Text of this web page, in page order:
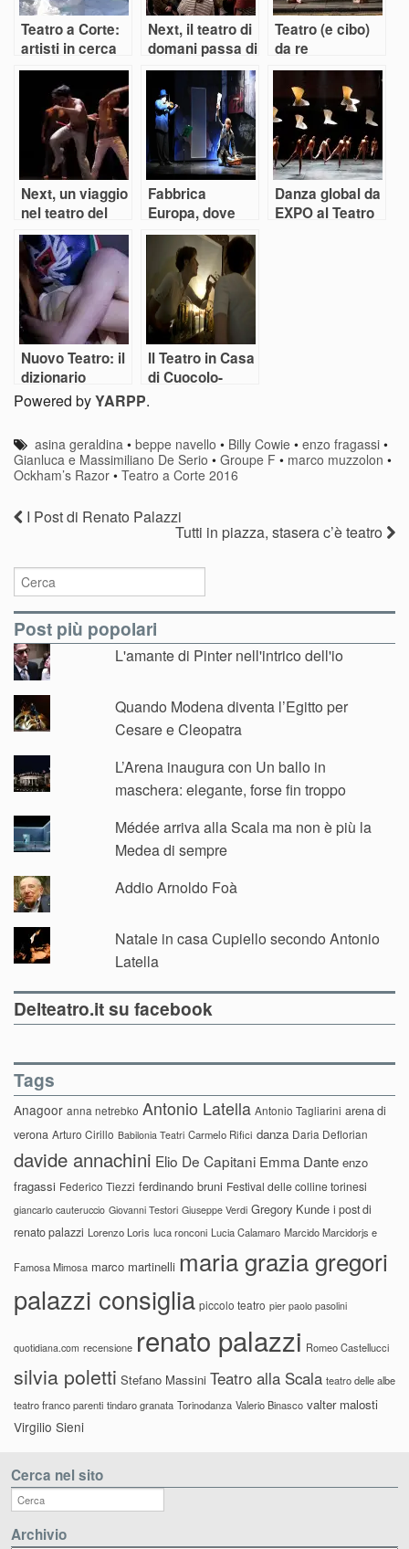
Teatro a Corte:
artisti in cerca
di nuovi equilibri
Next, il teatro di
domani passa di
qui
Teatro (e cibo)
da re
Next, un viaggio
nel teatro del
futuro
Fabbrica
Europa, dove
l’utopia è teatro
Danza global da
EXPO al Teatro
Nuovo Teatro: il
dizionario
minimo di
Sotterraneo
Il Teatro in Casa
di Cuocolo-
Powered byYARPP.
asina geraldina •beppe navello • Billy Cowie •enzo fragassi •
Gianluca e Massimiliano De Serio • Groupe F • marco muzzolon •
Ockham’s Razor • Teatro a Corte 2016
I Post di Renato Palazzi
Tutti in piazza, stasera c’è teatro
Post più popolari
L'amante di Pinter nell'intrico dell'io
Quando Modena diventa l’Egitto per
Cesare e Cleopatra
L’Arena inaugura con Un ballo in
maschera: elegante, forse fin troppo
Médée arriva alla Scala ma non è più la
Medea di sempre
Addio Arnoldo Foà
Natale in casa Cupiello secondo Antonio
Latella
Delteatro.it su facebook
Tags
Anagoor anna netrebko Antonio Latella Antonio Tagliarini arena di
verona Arturo Cirillo Babilonia Teatri Carmelo Rifici danza Daria Deflorian
davide annachini Elio De Capitani Emma Dante enzo
fragassi Federico Tiezzi ferdinando bruni Festival delle colline torinesi
giancarlo cauteruccio Giovanni Testori Giuseppe Verdi Gregory Kunde i post di
renato palazzi Lorenzo Loris luca ronconi Lucia Calamaro Marcido Marcidorjs e
Famosa Mimosa marco martinelli maria grazia gregori
palazzi consiglia piccolo teatro pier paolo pasolini
quotidiana.com recensione renato palazzi Romeo Castellucci
silvia poletti Stefano Massini Teatro alla Scala teatro delle albe
teatro franco parenti tindaro granata Torinodanza Valerio Binasco valter malosti
Virgilio Sieni
Cerca nel sito
Archivio